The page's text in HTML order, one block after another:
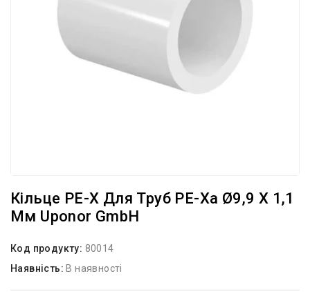
Кільце PE-X Для Труб PE-Xa Ø9,9 X 1,1
Мм Uponor GmbH
Код продукту: 80014
Наявність: В наявності